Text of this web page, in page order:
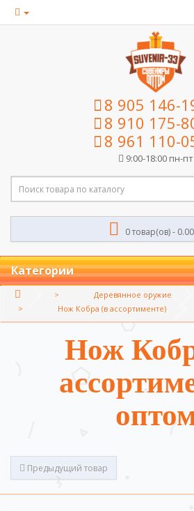
8 905 146-
8 910 175-
8 961 110-
9:00-18:00 пн-пт
0 товар(ов) -
Категории
Деревянное оружие
Нож Кобра (в ассортименте)
Нож
Предыдущий товар